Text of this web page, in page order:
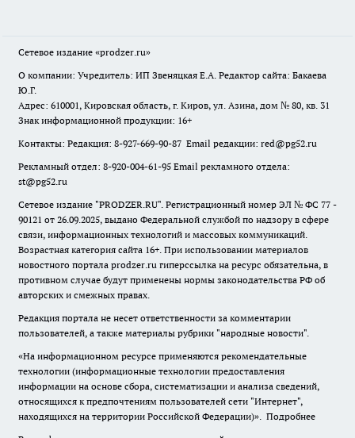
Сетевое издание «prodzer.ru»
О компании: Учредитель: ИП Звеняцкая Е.А. Редактор сайта: Бакаева
Ю.Г.
Адрес: 610001, Кировская область, г. Киров, ул. Азина, дом № 80, кв. 31
Знак информационной продукции: 16+
Контакты: Редакция: 8-927-669-90-87 Email редакции: red@pg52.ru
Рекламный отдел: 8-920-004-61-95 Email рекламного отдела:
st@pg52.ru
Сетевое издание "PRODZER.RU". Регистрационный номер ЭЛ № ФС 77 -
90121 от 26.09.2025, выдано Федеральной службой по надзору в сфере
связи, информационных технологий и массовых коммуникаций.
Возрастная категория сайта 16+. При использовании материалов
новостного портала prodzer.ru гиперссылка на ресурс обязательна, в
противном случае будут применены нормы законодательства РФ об
авторских и смежных правах.
Редакция портала не несет ответственности за комментарии
пользователей, а также материалы рубрики "народные новости".
«На информационном ресурсе применяются рекомендательные
технологии (информационные технологии предоставления
информации на основе сбора, систематизации и анализа сведений,
относящихся к предпочтениям пользователей сети "Интернет",
находящихся на территории Российской Федерации)». Подробнее